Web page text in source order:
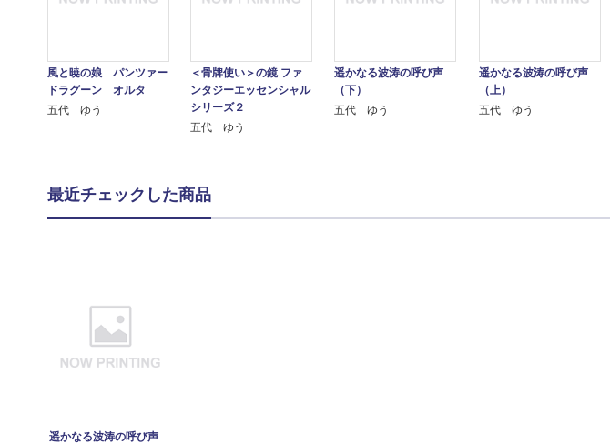
風と暁の娘 パンツァー
ドラグーン オルタ
五代 ゆう
＜骨牌使い＞の鏡 ファ
ンタジーエッセンシャル
シリーズ２
五代 ゆう
遥かなる波涛の呼び声
（下）
五代 ゆう
遥かなる波涛の呼び声
（上）
五代 ゆう
最近チェックした商品
遥かなる波涛の呼び声